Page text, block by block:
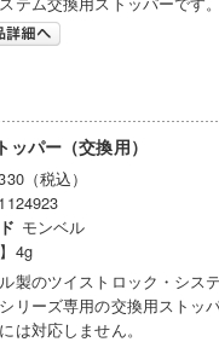
パー（交換用）
（税込）
モンベル
4g
製のツイストロック・シス
リーズ専用の交換用ストッ
は対応しません。